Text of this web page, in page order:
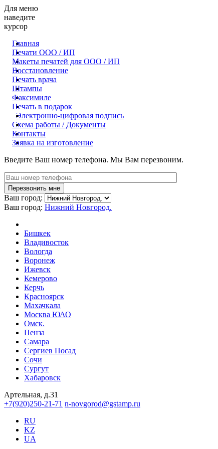
Для меню
наведите
курсор
Главная
Печати ООО / ИП
Макеты печатей для OOO / ИП
Восстановление
Печать врача
Штампы
Факсимиле
Печать в подарок
Электронно-цифровая подпись
Схема работы / Документы
Контакты
Заявка на изготовление
Введите Ваш номер телефона. Мы Вам перезвоним.
Ваш город:
Ваш город: Нижний Новгород.
Бишкек
Владивосток
Вологда
Воронеж
Ижевск
Кемерово
Керчь
Красноярск
Махачкала
Москва ЮАО
Омск.
Пенза
Самара
Сергиев Посад
Сочи
Сургут
Хабаровск
Артельная, д.31
+7(920)250-21-71 n-novgorod@gstamp.ru
RU
KZ
UA